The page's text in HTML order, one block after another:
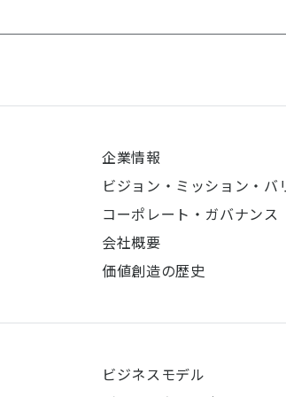
企業情報
ビジョン・ミッション・バ
コーポレート・ガバナンス
会社概要
価値創造の歴史
ビジネスモデル